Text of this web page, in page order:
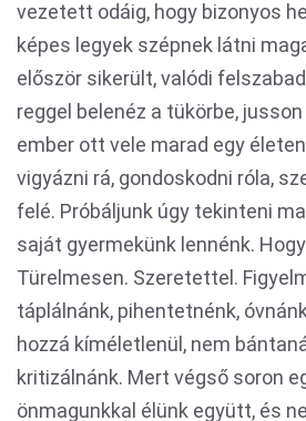
vezetett odáig, hogy bizonyos
képes legyek szépnek látni
először sikerült, valódi
reggel belenéz a tükörbe,
ember ott vele marad egy
vigyázni rá, gondoskodni róla,
felé. Próbáljunk úgy tekinteni
saját gyermekünk lennénk.
Türelmesen. Szeretettel.
táplálnánk, pihentetnénk,
hozzá kíméletlenül, nem
kritizálnánk. Mert végső soron
önmagunkkal élünk együtt, és